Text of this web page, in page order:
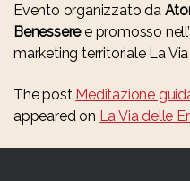
Evento organizzato da
Benesseree promosso
marketing territoriale La
The post Meditazione
appeared on La Via delle